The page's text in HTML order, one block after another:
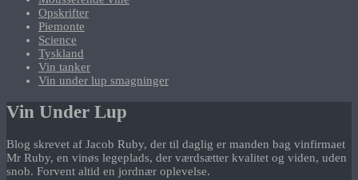
Opskrifter
Piemonte
Science
Tyskland
Vin tanker
Vin under lup smagninger
Vin Under Lup
Blog skrevet af Jacob Ruby, der til daglig er manden bag vinfirmaet
Mr Ruby, en vinøs legeplads, der værdsætter kvalitet og viden, uden
snob. Forvent altid en jordnær oplevelse.